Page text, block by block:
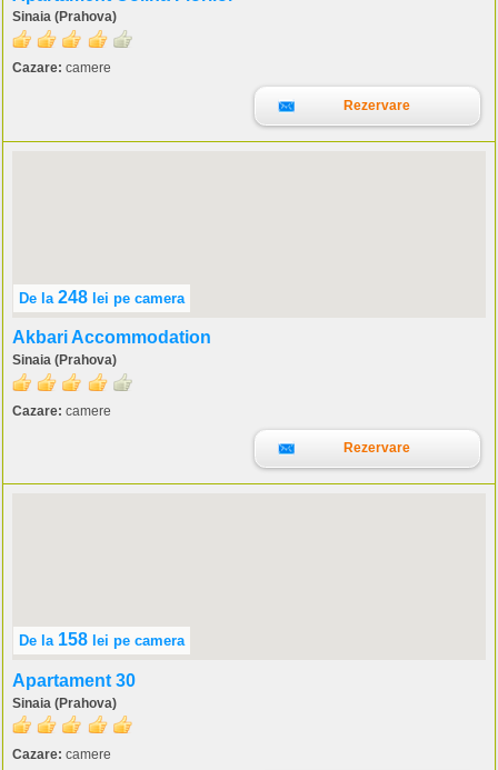
Sinaia (Prahova)
Cazare: camere
Rezervare
De la 248 lei pe camera
Akbari Accommodation
Sinaia (Prahova)
Cazare: camere
Rezervare
De la 158 lei pe camera
Apartament 30
Sinaia (Prahova)
Cazare: camere